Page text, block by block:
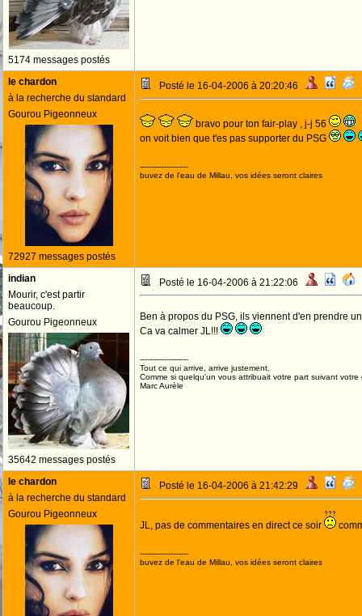
5174 messages postés
le chardon
à la recherche du standard
Gourou Pigeonneux
72927 messages postés
Posté le 16-04-2006 à 20:20:46
bravo pour ton fair-play , j-j 56
on voit bien que t'es pas supporter du PSG
--------------------
buvez de l'eau de Millau, vos idées seront claires
indian
Mourir, c'est partir
beaucoup.
Gourou Pigeonneux
35642 messages postés
Posté le 16-04-2006 à 21:22:06
Ben à propos du PSG, ils viennent d'en prendre
Ca va calmer JL!!!
--------------------
Tout ce qui arrive, arrive justement.
Comme si quelqu'un vous attribuait votre part suivant votre
Marc Aurèle
le chardon
à la recherche du standard
Gourou Pigeonneux
Posté le 16-04-2006 à 21:42:29
JL, pas de commentaires en direct ce soir
--------------------
buvez de l'eau de Millau, vos idées seront claires